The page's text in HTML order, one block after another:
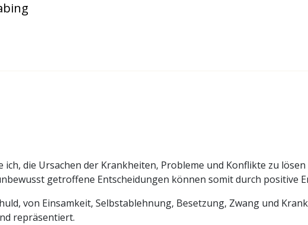
die Ursachen der Krankheiten, Probleme und Konflikte zu
getroffene Entscheidungen können somit durch positive
von Einsamkeit, Selbstablehnung, Besetzung, Zwang und
repräsentiert.